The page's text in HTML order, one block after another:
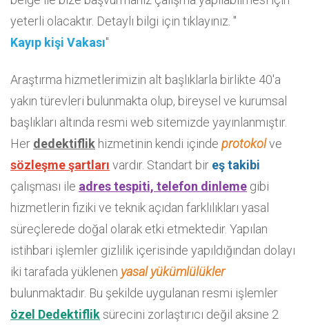
yeterli olacaktır. Detaylı bilgi için tıklayınız. "
Kayıp kişi Vakası"
Araştırma hizmetlerimizin alt başlıklarla birlikte 40'a
yakın türevleri bulunmakta olup, bireysel ve kurumsal
başlıkları altında resmi web sitemizde yayınlanmıştır.
Her dedektiflik hizmetinin kendi içinde protokolve
sözleşmeşartları vardır. Standart bir eş takibi
çalışması ile adres tespiti, telefon dinleme gibi
hizmetlerin fiziki ve teknik açıdan farklılıkları yasal
süreçlerede doğal olarak etki etmektedir. Yapılan
istihbari işlemler gizlilik içerisinde yapıldığından dolayı
iki tarafada yüklenen yasal yükümlülükler
bulunmaktadır. Bu şekilde uygulanan resmi işlemler
özel Dedektifliksürecini zorlaştırıcı değil aksine 2